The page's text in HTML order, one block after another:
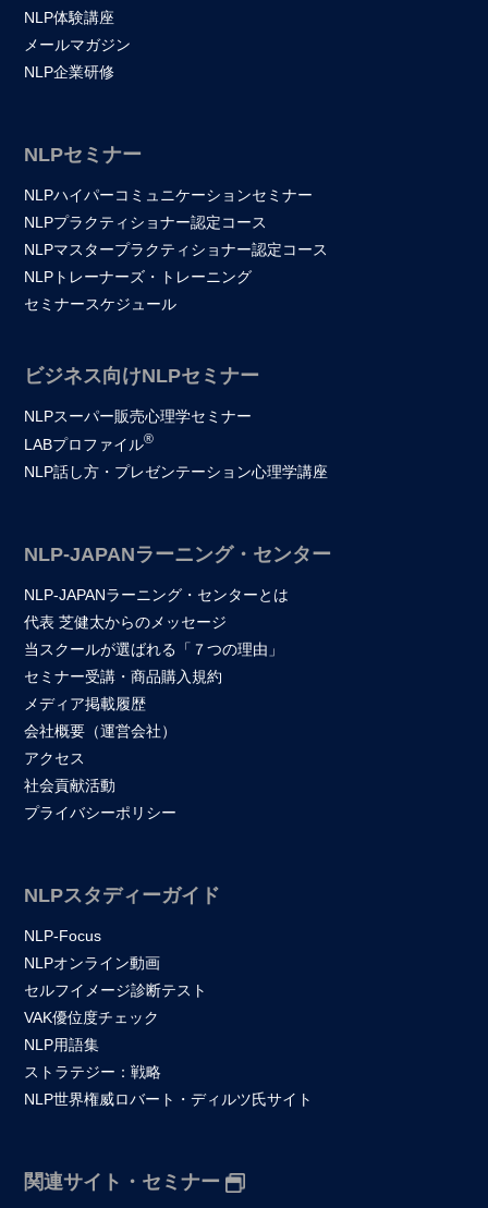
NLP体験講座
メールマガジン
NLP企業研修
NLPセミナー
NLPハイパーコミュニケーションセミナー
NLPプラクティショナー認定コース
NLPマスタープラクティショナー認定コース
NLPトレーナーズ・トレーニング
セミナースケジュール
ビジネス向けNLPセミナー
NLPスーパー販売心理学セミナー
LABプロファイル®
NLP話し方・プレゼンテーション心理学講座
NLP-JAPANラーニング・センター
NLP-JAPANラーニング・センターとは
代表 芝健太からのメッセージ
当スクールが選ばれる「７つの理由」
セミナー受講・商品購入規約
メディア掲載履歴
会社概要（運営会社）
アクセス
社会貢献活動
プライバシーポリシー
NLPスタディーガイド
NLP-Focus
NLPオンライン動画
セルフイメージ診断テスト
VAK優位度チェック
NLP用語集
ストラテジー：戦略
NLP世界権威ロバート・ディルツ氏サイト
関連サイト・セミナー